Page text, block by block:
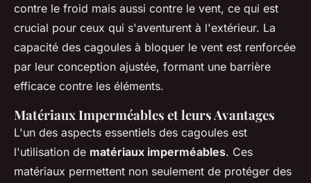
contre le froid mais aussi contre le vent, ce qui est
crucial pour ceux qui s'aventurent à l'extérieur. La
capacité des cagoules à bloquer le vent est renforcée
par leur conception ajustée, formant une barrière
efficace contre les éléments.
Matériaux Imperméables et leurs Avantages
L'un des aspects essentiels des cagoules est
l'utilisation de matériaux imperméables. Ces
matériaux permettent non seulement de protéger des